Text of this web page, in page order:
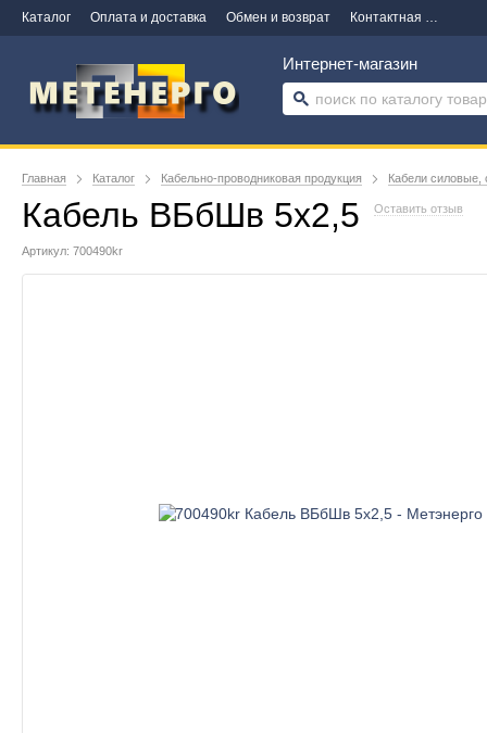
Каталог Оплата и доставка Обмен и возврат Контактная информация
Интернет-магазин
Главная Каталог Кабельно-проводниковая продукция Кабели силовые,
Кабель ВБбШв 5х2,5 Оставить отзыв
Артикул: 700490kr